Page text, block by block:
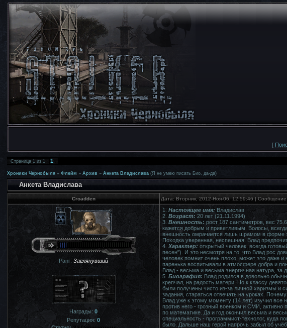
[
Страница1из1 1
Хроники Чернобыля » Флейм » Архив » Анкета Владислава (Я не умею писать Био, да-да)
Анкета Владислава
Croadden Дата: Вторник, 2012-Ноя-06, 12:59:46 |
Ранг: Заглянувший
Награды:0
Репутация:0
1. Настоящее имя: Владислав
2. Возраст:20 лет (21.11.1994)
3.Внешность: рост 187 сантиметров, вес
кажется добрым и приветливым. Волосы,
внешность омрачается лишь шрамом в форме
Походка уверенная, неспешная. Влад
4. Характер:открытый человек, всегда
песен"). И это несмотря на то, что Влад рос
человек помнит очень плохо, может это даже
паренька воспитывали в атмосфере добра и
Влад - весьма и весьма энергичная натура, за
5. Биография:Влад родился в довольно
крепчал, на радость матери. Но к классу
были получены чисто из-за личной харизмы и
задания, стараться отвечать на уроках.
Влад уже к этому моменту (14 лет) изучил все
против него - грозный военком и СМИ, активно
по математике. Да и год окончил весьма и
специальность - программист-технолог, куда
было. Дальше наш герой напрочь забыл об